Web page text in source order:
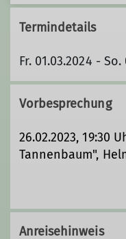
Termindetails
Fr. 01.03.2024 - So.
Vorbesprechung
26.02.2023, 19:30
Tannenbaum",
Anreisehinweis